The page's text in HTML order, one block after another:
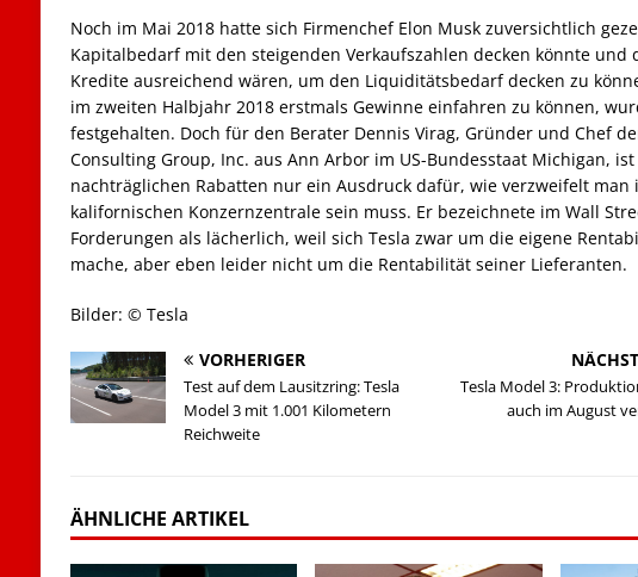
Noch im Mai 2018 hatte sich Firmenchef Elon Musk zuversichtlich
Kapitalbedarf mit den steigenden Verkaufszahlen decken könnte und
Kredite ausreichend wären, um den Liquiditätsbedarf decken zu
im zweiten Halbjahr 2018 erstmals Gewinne einfahren zu können,
festgehalten. Doch für den Berater Dennis Virag, Gründer und Chef
Consulting Group, Inc. aus Ann Arbor im US-Bundesstaat Michigan,
nachträglichen Rabatten nur ein Ausdruck dafür, wie verzweifelt man
kalifornischen Konzernzentrale sein muss. Er bezeichnete im Wall
Forderungen als lächerlich, weil sich Tesla zwar um die eigene
mache, aber eben leider nicht um die Rentabilität seiner Lieferanten.
Bilder: © Tesla
VORHERIGER
Test auf dem Lausitzring: Tesla
Model 3 mit 1.001 Kilometern
Reichweite
Tesla Model 3:
auch im August
ÄHNLICHE ARTIKEL